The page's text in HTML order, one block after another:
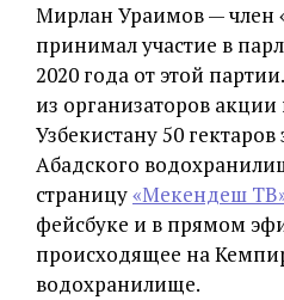
Мирлан Ураимов — член
принимал участие в
2020 года от этой
из организаторов
Узбекистану 50
Абадского
страницу«Мекендеш
фейсбуке и в прямом
происходящее на
водохранилище.